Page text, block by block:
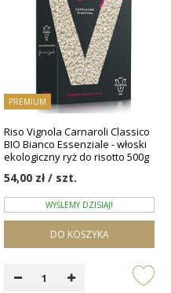
PREMIUM
Riso Vignola Carnaroli Classico
BIO Bianco Essenziale - włoski
ekologiczny ryż do risotto 500g
54,00 zł / szt.
WYŚLEMY DZISIAJ!
DO KOSZYKA